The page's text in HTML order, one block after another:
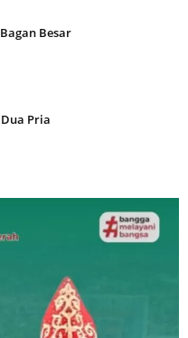
Besar
Pria